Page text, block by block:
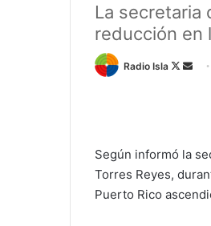
La secretaria
reducción en
Radio Isla
Follow
Send
Según informó la
Torres Reyes,
Puerto Rico